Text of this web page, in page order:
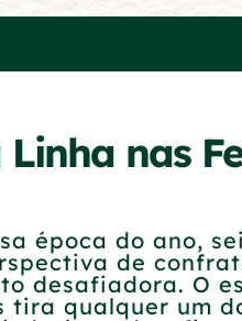
nas
época do ano,
de
desafiadora. O
tira qualquer um